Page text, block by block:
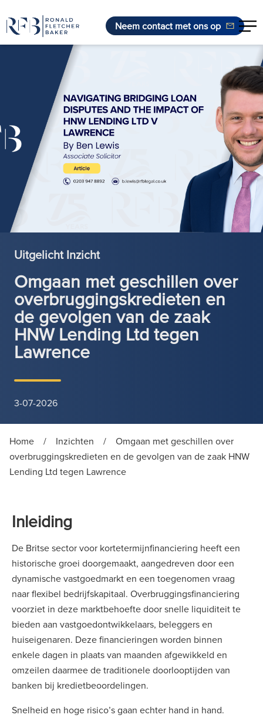
Ga naar de inhoud
Neem contact met ons op
Uitgelicht Inzicht
Omgaan met geschillen over
overbruggingskredieten en
de gevolgen van de zaak
HNW Lending Ltd tegen
Lawrence
3-07-2026
Home / Inzichten /
Omgaan met geschillen over
overbruggingskredieten en de gevolgen van de zaak HNW
Lending Ltd tegen Lawrence
Inleiding
De Britse sector voor kortetermijnfinanciering heeft een
historische groei doorgemaakt, aangedreven door een
dynamische vastgoedmarkt en een toegenomen vraag
naar flexibel bedrijfskapitaal. Overbruggingsfinanciering
voorziet in deze marktbehoefte door snelle liquiditeit te
bieden aan vastgoedontwikkelaars, beleggers en
huiseigenaren. Deze financieringen worden binnen
enkele dagen in plaats van maanden afgewikkeld en
omzeilen daarmee de traditionele doorlooptijden van
banken bij kredietbeoordelingen.
Snelheid en hoge risico’s gaan echter hand in hand.